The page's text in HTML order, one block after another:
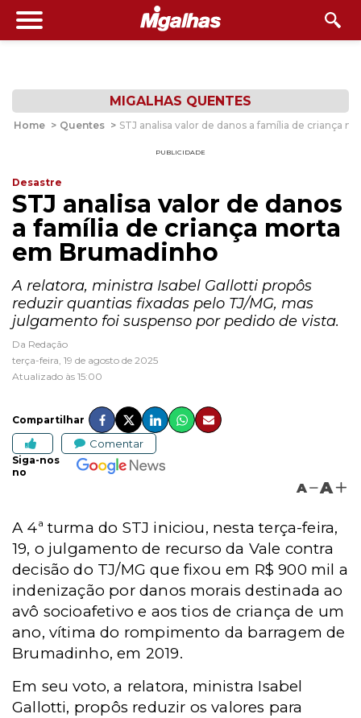
MIGALHAS QUENTES
Home > Quentes > STJ analisa valor de danos a família de criança
PUBLICIDADE
Desastre
STJ analisa valor de danos
a família de criança morta
em Brumadinho
A relatora, ministra Isabel Gallotti propôs
reduzir quantias fixadas pelo TJ/MG, mas
julgamento foi suspenso por pedido de vista.
Da Redação
terça-feira, 19 de agosto de 2025
Atualizado às 15:00
Compartilhar
Comentar
Siga-nos
no
A A
A 4ª turma do STJ iniciou, nesta terça-feira,
19, o julgamento de recurso da Vale contra
decisão do TJ/MG que fixou em R$ 900 mil a
indenização por danos morais destinada ao
avô socioafetivo e aos tios de criança de um
ano, vítima do rompimento da barragem de
Brumadinho, em 2019.
Em seu voto, a relatora, ministra Isabel
Gallotti, propôs reduzir os valores para